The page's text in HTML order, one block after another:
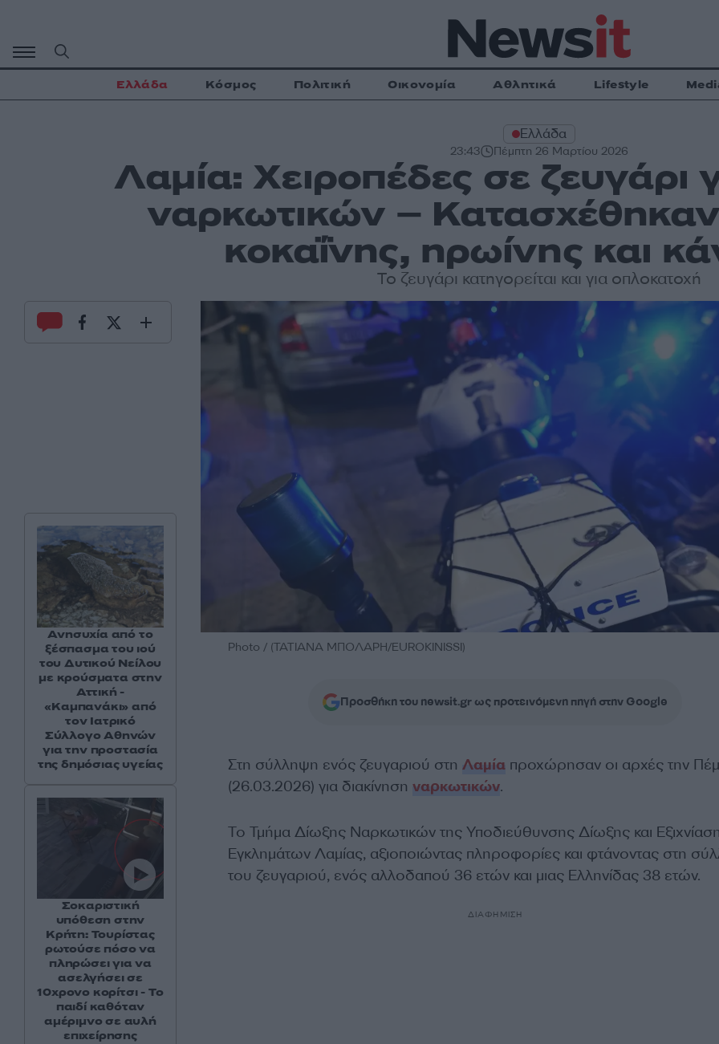
περιεχόμενο
Ελλάδα Κόσμος Πολιτική Οικονομία Αθλητικά Lifestyle
Ελλάδα
23:43 Πέμπτη 26 Μαρτίου 2026
Λαμία: Χειροπέδες σε ζευγάρι
ναρκωτικών –
κοκαΐνης, ηρωίνης και
Το ζευγάρι κατηγορείται και για οπλοκατοχή
Photo / (ΤΑΤΙΑΝΑ ΜΠΟΛΑΡΗ/EUROKINISSI)
Προσθήκη του newsit.gr ως προτεινόμενη πηγή στην Google
Στη σύλληψη ενός ζευγαριού στη Λαμίαπροχώρησαν οι αρχές την
(26.03.2026) για διακίνηση ναρκωτικών.
Το Τμήμα Δίωξης Ναρκωτικών της Υποδιεύθυνσης Δίωξης και
Εγκλημάτων Λαμίας, αξιοποιώντας πληροφορίες και φτάνοντας στη
του ζευγαριού, ενός αλλοδαπού 36 ετών και μιας Ελληνίδας 38 ετών.
ΔΙΑΦΗΜΙΣΗ
Ανησυχία από το
ξέσπασμα του ιού
του Δυτικού Νείλου
με κρούσματα στην
Αττική -
«Καμπανάκι» από
τον Ιατρικό
Σύλλογο Αθηνών
για την προστασία
της δημόσιας υγείας
Σοκαριστική
υπόθεση στην
Κρήτη: Τουρίστας
ρωτούσε πόσο να
πληρώσει για να
ασελγήσει σε
10χρονο κορίτσι - Το
παιδί καθόταν
αμέριμνο σε αυλή
επιχείρησης